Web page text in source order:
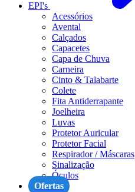
EPI's
Acessórios
Avental
Calçados
Capacetes
Capa de Chuva
Carneira
Cinto & Talabarte
Colete
Fita Antiderrapante
Joelheira
Luvas
Protetor Auricular
Protetor Facial
Respirador / Máscaras
Sinalização
Óculos
Ofertas